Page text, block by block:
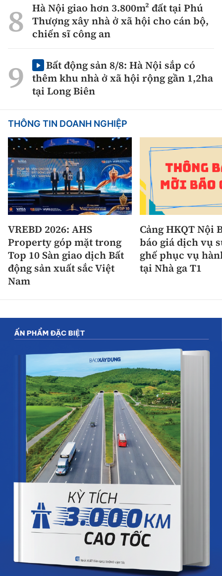
Hà Nội giao hơn 3.800m² đất tại Phú
Thượng xây nhà ở xã hội cho cán bộ,
chiến sĩ công an
Bất động sản 8/8: Hà Nội sắp có
thêm khu nhà ở xã hội rộng gần 1,2ha
tại Long Biên
THÔNG TIN DOANH NGHIỆP
VREBD 2026: AHS
Property góp mặt trong
Top 10 Sàn giao dịch Bất
động sản xuất sắc Việt
Nam
Cảng HKQT Nội
báo giá dịch vụ
ghế phục vụ
tại Nhà ga T1